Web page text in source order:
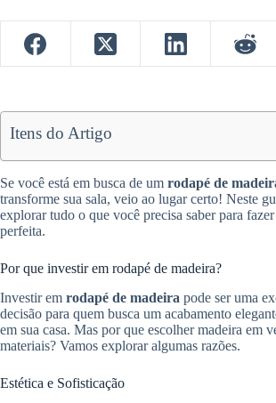
Itens do Artigo
Se você está em busca de um rodapé de
transforme sua sala, veio ao lugar certo! Neste
explorar tudo o que você precisa saber para fazer
perfeita.
Por que investir em rodapé de madeira?
Investir em rodapé de madeira pode ser uma
decisão para quem busca um acabamento
em sua casa. Mas por que escolher madeira em
materiais? Vamos explorar algumas razões.
Estética e Sofisticação